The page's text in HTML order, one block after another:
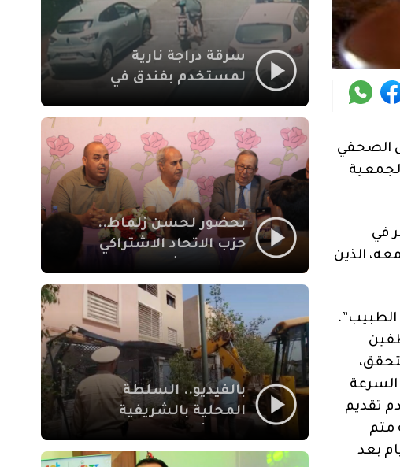
الصحفي
في
معه، الذين
السرعة
تقديم
متم
بعد
سرقة دراجة نارية
لمستخدم بفندق في
بمراكش
بحضور لحسن زلماط..
حزب الاتحاد الاشتراكي
مقراً بمقاطعة سيدي
يوسف بن علي مراكش
بالفيديو.. السلطة
المحلية بالشريفية
بنايات غير قانونية بإقامة